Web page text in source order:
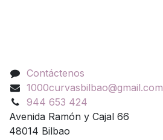
Contáctenos
1000curvasbilbao@gmail.com
944 653 424
Avenida Ramón y Cajal 66
48014 Bilbao